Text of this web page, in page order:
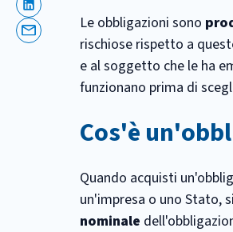
Linkedin
Email
Le obbligazioni sono
rischiose rispetto a
e al soggetto che le ha
funzionano prima di
Cos'è
Quando acquisti
un'impresa o uno Stato,
nominale